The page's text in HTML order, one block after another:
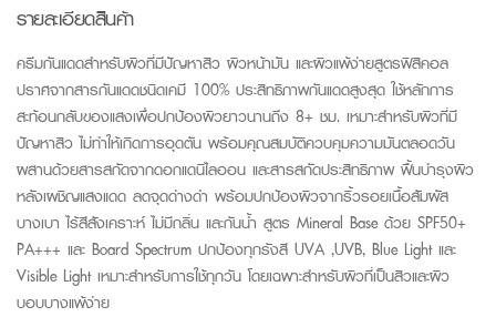
รายละเอียดสินค้า
ครีมกันแดดสำหรับผิวที่มีปัญหาสิว ผิวหน้ามัน และผิวแพ้ง่ายสูตรฟิสิคอล
ปราศจากสารกันแดดชนิดเคมี 100% ประสิทธิภาพกันแดดสูงสุด ใช้หลักการ
สะท้อนกลับของแสงเพื่อปกป้องผิวยาวนานถึง 8+ ชม. เหมาะสำหรับผิวที่มี
ปัญหาสิว ไม่ทำให้เกิดการอุดตัน พร้อมคุณสมบัติควบคุมความมันตลอดวัน
ผสานด้วยสารสกัดจากดอกแดนิไลออน และสารสกัดประสิทธิภาพ ฟื้นบำรุงผิว
หลังเผชิญแสงแดด ลดจุดด่างดำ พร้อมปกป้องผิวจากริ้วรอยเนื้อสัมผัส
บางเบา ไร้สีสังเคราะห์ ไม่มีกลิ่น และกันน้ำ สูตร Mineral Base ด้วย SPF50+
PA+++ และ Board Spectrum ปกป้องทุกรังสี UVA ,UVB, Blue Light และ
Visible Light เหมาะสำหรับการใช้ทุกวัน โดยเฉพาะสำหรับผิวที่เป็นสิวและผิว
บอบบางแพ้ง่าย